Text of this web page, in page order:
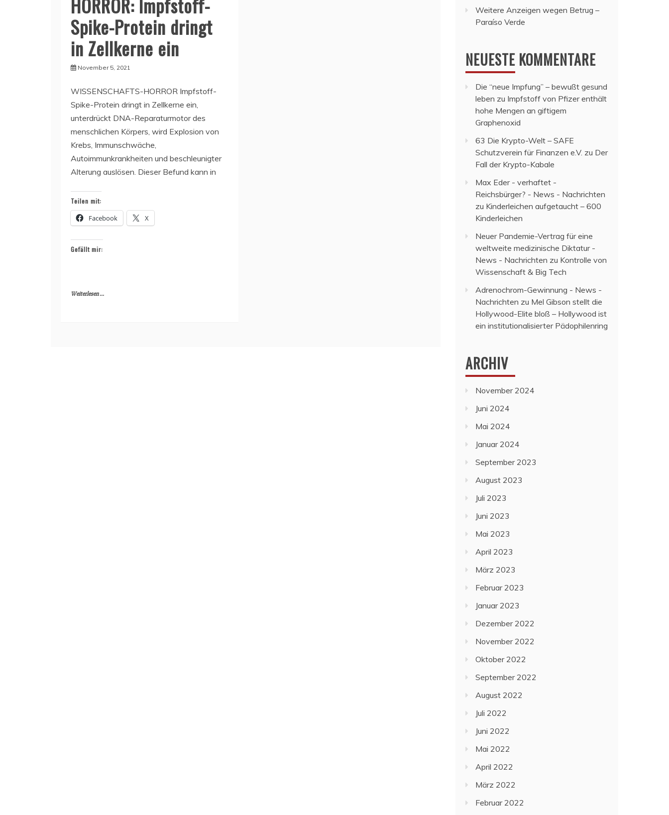
Spike-Protein dringt
in Zellkerne ein
November 5, 2021
WISSENSCHAFTS-HORROR Impfstoff-
Spike-Protein dringt in Zellkerne ein,
unterdrückt DNA-Reparaturmotor des
menschlichen Körpers, wird Explosion von
Krebs, Immunschwäche,
Autoimmunkrankheiten und beschleunigter
Alterung auslösen. Dieser Befund kann in
Teilen mit:
Facebook X
Gefällt mir:
Weiterlesen ...
Weitere Anzeigen wegen Betrug –
Paraíso Verde
NEUESTE KOMMENTARE
Die “neue Impfung” – bewußt gesund
leben zu Impfstoff von Pfizer enthält
hohe Mengen an giftigem
Graphenoxid
63 Die Krypto-Welt – SAFE
Schutzverein für Finanzen e.V. zu Der
Fall der Krypto-Kabale
Max Eder - verhaftet -
Reichsbürger? - News - Nachrichten
zu Kinderleichen aufgetaucht – 600
Kinderleichen
Neuer Pandemie-Vertrag für eine
weltweite medizinische Diktatur -
News - Nachrichten zu Kontrolle von
Wissenschaft & Big Tech
Adrenochrom-Gewinnung - News -
Nachrichten zu Mel Gibson stellt die
Hollywood-Elite bloß – Hollywood ist
ein institutionalisierter Pädophilenring
ARCHIV
November 2024
Juni 2024
Mai 2024
Januar 2024
September 2023
August 2023
Juli 2023
Juni 2023
Mai 2023
April 2023
März 2023
Februar 2023
Januar 2023
Dezember 2022
November 2022
Oktober 2022
September 2022
August 2022
Juli 2022
Juni 2022
Mai 2022
April 2022
März 2022
Februar 2022